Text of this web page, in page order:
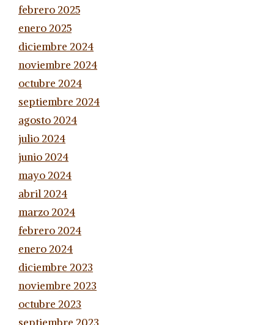
febrero 2025
enero 2025
diciembre 2024
noviembre 2024
octubre 2024
septiembre 2024
agosto 2024
julio 2024
junio 2024
mayo 2024
abril 2024
marzo 2024
febrero 2024
enero 2024
diciembre 2023
noviembre 2023
octubre 2023